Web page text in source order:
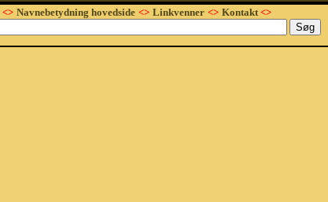
<> Navnebetydning hovedside <> Linkvenner <> Kontakt<>